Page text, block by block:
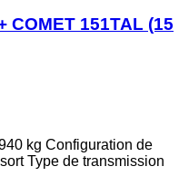
COMET 151TAL (15
kg Configuration de
Type de transmission